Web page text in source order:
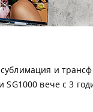
и
SG1000 вече с 3